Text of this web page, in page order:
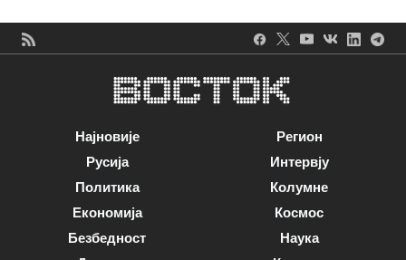
Најновије
Русија
Политика
Економија
Безбедност
Регион
Интервју
Колумне
Космос
Наука